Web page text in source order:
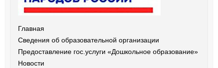
Главная
Сведения об образовательной организации
Предоставление гос.услуги «Дошкольное образование»
Новости